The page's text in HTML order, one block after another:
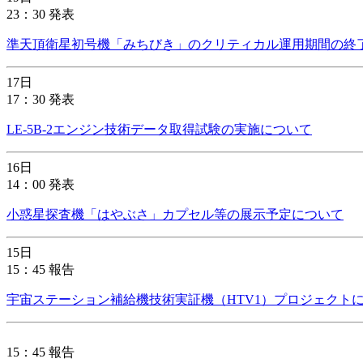
23：30 発表
準天頂衛星初号機「みちびき」のクリティカル運用期間の終
17日
17：30 発表
LE-5B-2エンジン技術データ取得試験の実施について
16日
14：00 発表
小惑星探査機「はやぶさ」カプセル等の展示予定について
15日
15：45 報告
宇宙ステーション補給機技術実証機（HTV1）プロジェクト
15：45 報告